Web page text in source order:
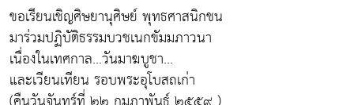
ขอเรียนเชิญศิษยานุศิษย์ พุทธศาสนิกชน
มาร่วมปฏิบัติธรรมบวชเนกขัมมภาวนา
เนื่องในเทศกาล...วันมาฆบูชา...
และเวียนเทียน รอบพระอุโบสถเก่า